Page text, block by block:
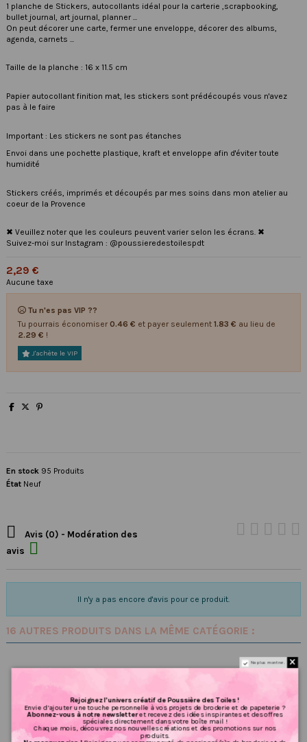
1 planche de Stickers, autocollants idéal pour la carterie ,scrapbooking,
bullet journal, art journal, planner ...
On peut décorer une carte, fermer une enveloppe, décorer des albums,
agenda, carnets ...
Taille de la planche : 16 x 11.5 cm
Papier autocollant finition mat, les stickers sont prédécoupés vous n'avez
pas à le faire
Important : Les stickers ne sont pas étanches
Envoi dans une pochette plastique, kraft et enveloppe afin d'éviter toute
humidité
Stickers créés, imprimés et découpés par mes soins dans mon atelier au
coeur de la Provence
✖ Veuillez noter que les couleurs peuvent varier selon les écrans. ✖
Suivez-moi sur Instagram : @poussieredestoilespdt
2,29 €
Aucune taxe
Tu n'es pas VIP ??
Tu pourrais économiser 0.46 € et payer seulement 1.83 € au lieu de
2.29 € !
J'achète le VIP
En stock 95 Produits
État Neuf

Avis (0) - Modération des
avis

Il n'y a pas encore d'avis pour ce produit.
16 AUTRES PRODUITS DANS LA MÊME CATÉGORIE :
Ne plus montrer.
Rejoignez l’univers créatif de Poussière des Toiles !
Envie d’ajouter une touche personnelle à vos projets de broderie et de papeterie ?
Abonnez-vous à notre newsletteret recevez des idées inspirantes et des offres
spéciales directement dans votre boîte mail !
Chaque mois, découvrez nos nouvelles créations et des promotions sur nos
produits.